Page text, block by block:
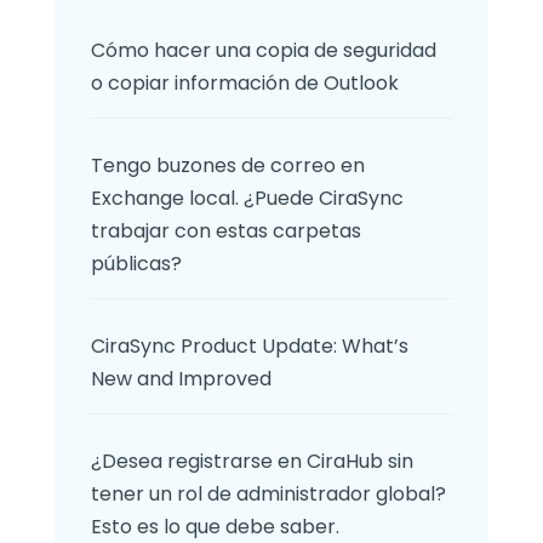
Cómo hacer una copia de seguridad
o copiar información de Outlook
Tengo buzones de correo en
Exchange local. ¿Puede CiraSync
trabajar con estas carpetas
públicas?
CiraSync Product Update: What’s
New and Improved
¿Desea registrarse en CiraHub sin
tener un rol de administrador global?
Esto es lo que debe saber.